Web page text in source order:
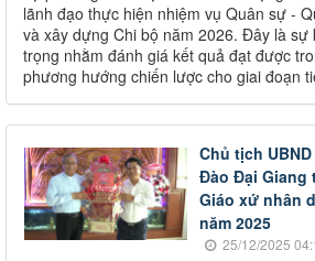
lãnh đạo thực hiện nhiệm vụ Quân sự -
và xây dựng Chi bộ năm 2026. Đây là sự
trọng nhằm đánh giá kết quả đạt được
phương hướng chiến lược cho giai đoạn
Chủ tịch
Đào Đại Giang
Giáo xứ nhân
năm 2025
25/12/2025